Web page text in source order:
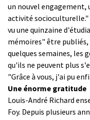
un nouvel engagement,
activité socioculturelle."
vu une quinzaine
mémoires" être
quelques semaines, les
qu'ils ne peuvent plus
"Grâce à vous, j'ai pu
Une énorme gratitude
Louis-André Richard
Foy. Depuis plusieurs